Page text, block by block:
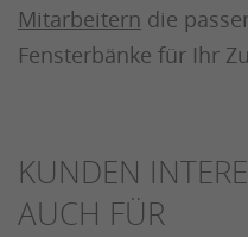
Mitarbeitern die
Fensterbänke für Ihr
KUNDEN
AUCH FÜR